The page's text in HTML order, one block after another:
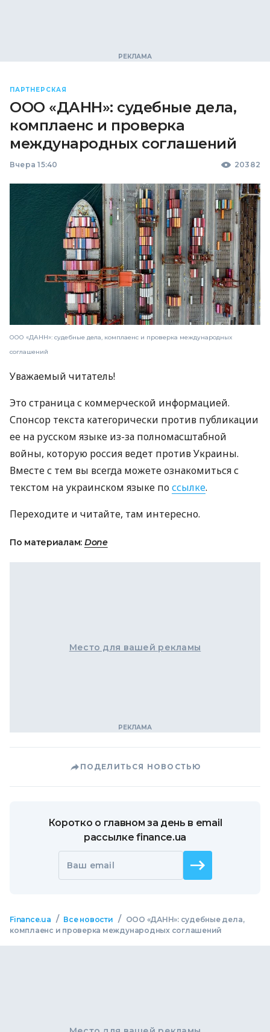
ПАРТНЕРСКАЯ
ООО «ДАНН»: судебные дела,
комплаенс и проверка
международных соглашений
Вчера 15:40 20382
ООО «ДАНН»: судебные дела, комплаенс и проверка международных
соглашений
Уважаемый читатель!
Это страница с коммерческой информацией.
Спонсор текста категорически против публикации
ее на русском языке из-за полномасштабной
войны, которую россия ведет против Украины.
Вместе с тем вы всегда можете ознакомиться с
текстом на украинском языке поссылке.
Переходите и читайте, там интересно.
По материалам: Done
Место для вашей рекламы
ПОДЕЛИТЬСЯ НОВОСТЬЮ
Коротко о главном за день в email
рассылке finance.ua
Ваш email
Finance.ua / Все новости /
ООО «ДАНН»: судебные дела,
комплаенс и проверка международных соглашений